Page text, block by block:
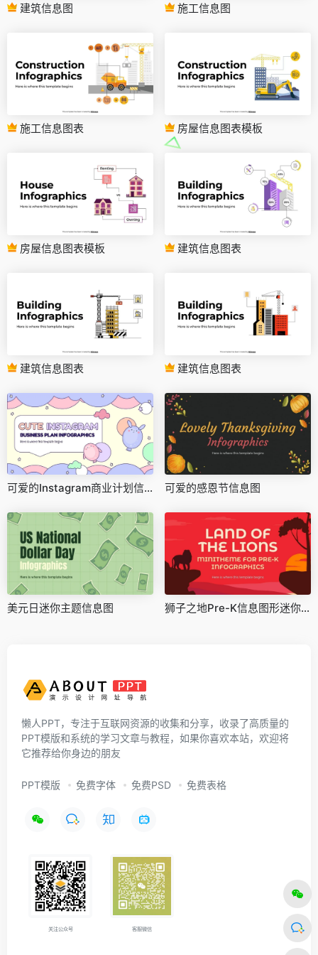
建筑信息图 施工信息图
施工信息图表 房屋信息图表模板
房屋信息图表模板 建筑信息图表
建筑信息图表 建筑信息图表
可爱的Instagram商业计划信息图 可爱的感恩节信息图
美元日迷你主题信息图 狮子之地Pre-K信息图形迷你主题
懒人PPT，专注于互联网资源的收集和分享，收录了高质量的
PPT模版和系统的学习文章与教程，如果你喜欢本站，欢迎将
它推荐给你身边的朋友
PPT模版 免费字体 免费PSD 免费表格
关注公众号 客服微信